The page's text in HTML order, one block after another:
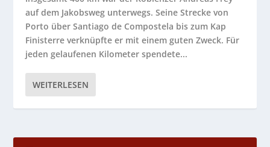
auf dem Jakobsweg unterwegs. Seine Strecke von
Porto über Santiago de Compostela bis zum Kap
Finisterre verknüpfte er mit einem guten Zweck. Für
jeden gelaufenen Kilometer spendete...
WEITERLESEN